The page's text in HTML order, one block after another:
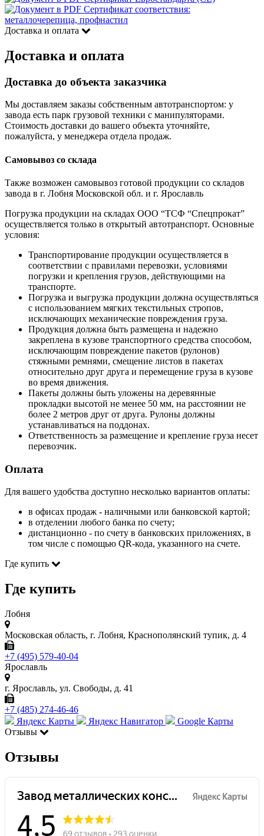
Сертификат соответствия:
металлочерепица, профнастил
Доставка и оплата
Доставка и оплата
Доставка до объекта заказчика
Мы доставляем заказы собственным автотранспортом: у
завода есть парк грузовой техники с манипуляторами.
Стоимость доставки до вашего объекта уточняйте,
пожалуйста, у менеджера отдела продаж.
Самовывоз со склада
Также возможен самовывоз готовой продукции со складов
завода в г. Лобня Московской обл. и г. Ярославль
Погрузка продукции на складах ООО “ТСФ “Спецпрокат”
осуществляется только в открытый автотранспорт. Основные
условия:
Транспортирование продукции осуществляется в
соответствии с правилами перевозки, условиями
погрузки и крепления грузов, действующими на
транспорте.
Погрузка и выгрузка продукции должна осуществляться
с использованием мягких текстильных стропов,
исключающих механические повреждения груза.
Продукция должна быть размещена и надежно
закреплена в кузове транспортного средства способом,
исключающим повреждение пакетов (рулонов)
стяжными ремнями, смещение листов в пакетах
относительно друг друга и перемещение груза в кузове
во время движения.
Пакеты должны быть уложены на деревянные
прокладки высотой не менее 50 мм, на расстоянии не
более 2 метров друг от друга. Рулоны должны
устанавливаться на поддонах.
Ответственность за размещение и крепление груза несет
перевозчик.
Оплата
Для вашего удобства доступно несколько вариантов оплаты:
в офисах продаж - наличными или банковской картой;
в отделении любого банка по счету;
дистанционно - по счету в банковских приложениях, в
том числе с помощью QR-кода, указанного на счете.
Где купить
Где купить
Лобня
Московская область, г. Лобня, Краснополянский тупик, д. 4
+7 (495) 579-40-04
Ярославль
г. Ярославль, ул. Свободы, д. 41
+7 (485) 274-46-46
Яндекс Карты
Яндекс Навигатор
Google Карты
Отзывы
Отзывы